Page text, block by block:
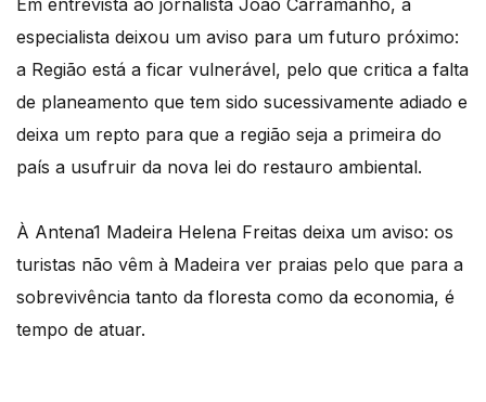
especialista deixou um aviso para um futuro próximo:
a Região está a ficar vulnerável, pelo que critica a falta
de planeamento que tem sido sucessivamente adiado e
deixa um repto para que a região seja a primeira do
país a usufruir da nova lei do restauro ambiental.
À Antena1 Madeira Helena Freitas deixa um aviso: os
turistas não vêm à Madeira ver praias pelo que para a
sobrevivência tanto da floresta como da economia, é
tempo de atuar.